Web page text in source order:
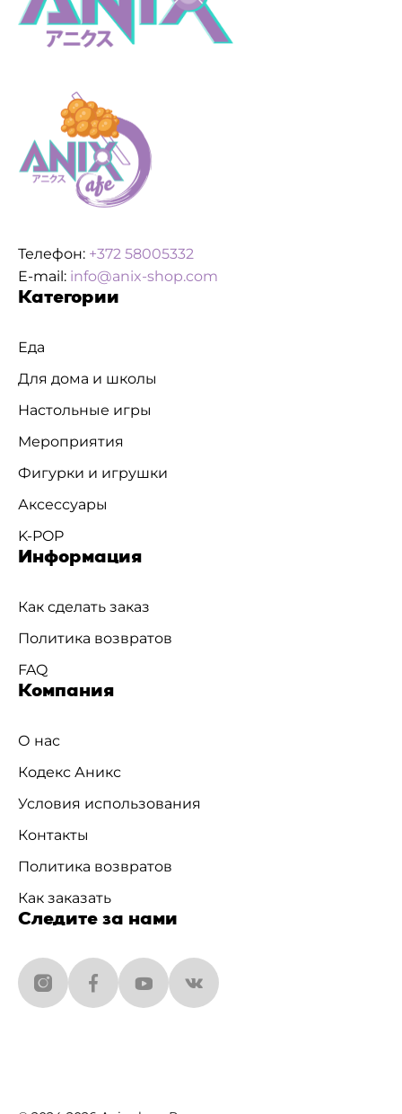
Телефон: +372 58005332
E-mail: info@anix-shop.com
Категории
Еда
Для дома и школы
Настольные игры
Мероприятия
Фигурки и игрушки
Аксессуары
K-POP
Информация
Как сделать заказ
Политика возвратов
FAQ
Компания
О нас
Кодекс Аникс
Условия использования
Контакты
Политика возвратов
Как заказать
Следите за нами